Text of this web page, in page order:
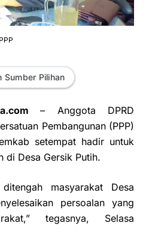
Sumber Pilihan
– Anggota DPRD
Pembangunan (PPP)
setempat hadir untuk
di Desa Gersik Putih.
masyarakat Desa
persoalan yang
tegasnya, Selasa